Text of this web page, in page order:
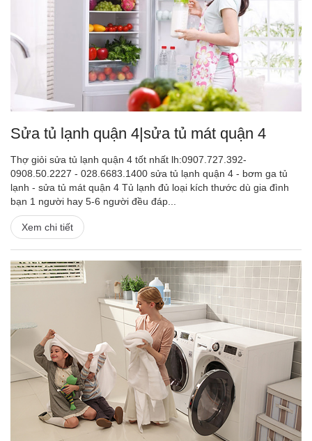
Sửa tủ lạnh quận 4|sửa tủ mát quận 4
Thợ giỏi sửa tủ lạnh quận 4 tốt nhất lh:0907.727.392-
0908.50.2227 - 028.6683.1400 sửa tủ lạnh quận 4 - bơm ga tủ
lạnh - sửa tủ mát quận 4 Tủ lạnh đủ loại kích thước dù gia đình
bạn 1 người hay 5-6 người đều đáp...
Xem chi tiết